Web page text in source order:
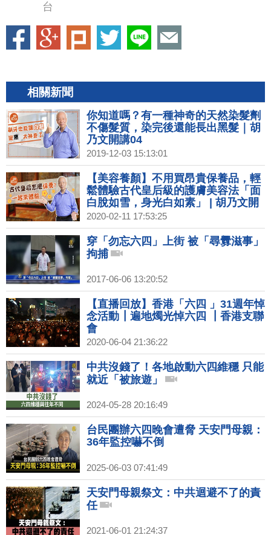
台
相關新聞
你知道嗎？有一種神奇的天然染髮劑
不傷髮質，染完後還能長出黑髮｜胡
乃文開講04
2019-12-03 15:13:01
【美容養顏】不用買昂貴保養品，輕
鬆體驗古代皇后級的護膚美容法「面
白脫如雪，身光白如素」 | 胡乃文開
講02
2020-02-11 17:53:25
穿「勿忘六四」上街 被「尋釁滋事」
拘捕
2017-06-06 13:20:52
【直播回放】香港「六四 」31週年悼
念活動┃遍地燭光悼六四 ┃香港支聯
會
2020-06-04 21:36:22
中共沒錢了！各地啟動六四維穩 只能
就近「被旅遊」
2024-05-28 20:16:49
台民團辦六四晚會遭脅 天安門母親：
36年監控嚇不倒
2025-06-03 07:41:49
天安門母親祭文：中共迴避不了的責
任
2021-06-01 21:24:37